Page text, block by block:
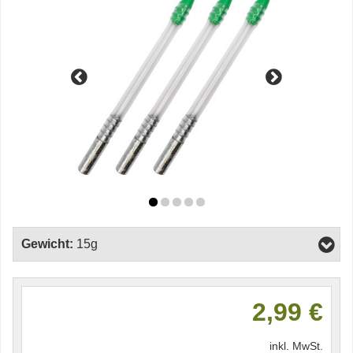
Gewicht: 15g
2,99 €
inkl. MwSt.